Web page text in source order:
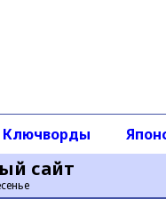
сайт
Ключворды